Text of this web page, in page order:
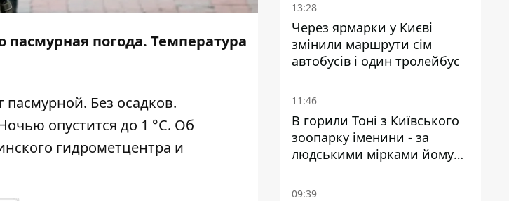
пасмурная погода. Температура
пасмурной. Без осадков.
опустится до 1 °C. Об
гидрометцентра и
13:28
Через ярмарки у Києві
змінили маршрути сім
автобусів і один тролейбус
11:46
В горили Тоні з Київського
зоопарку іменини - за
людськими мірками йому
вже понад 90 років
09:39